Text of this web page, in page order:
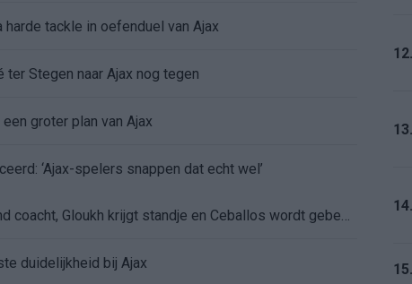
tackle in oefenduel van Ajax
Stegen naar Ajax nog tegen
groter plan van Ajax
‘Ajax-spelers snappen dat echt wel’
duidelijkheid bij Ajax
12.
13.
14.
15.